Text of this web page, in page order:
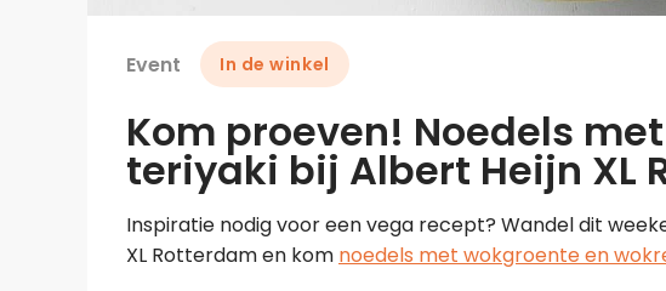
Event In de winkel
Kom proeven! Noedels
teriyaki bij Albert Heijn XL
Inspiratie nodig voor een vega recept? Wandel dit
XL Rotterdam en kom noedels met wokgroente en